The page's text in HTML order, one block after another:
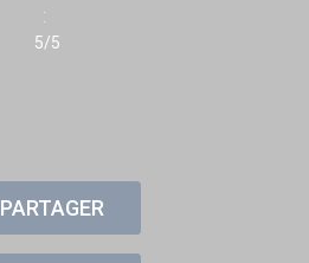
:
5/5
PARTAGER